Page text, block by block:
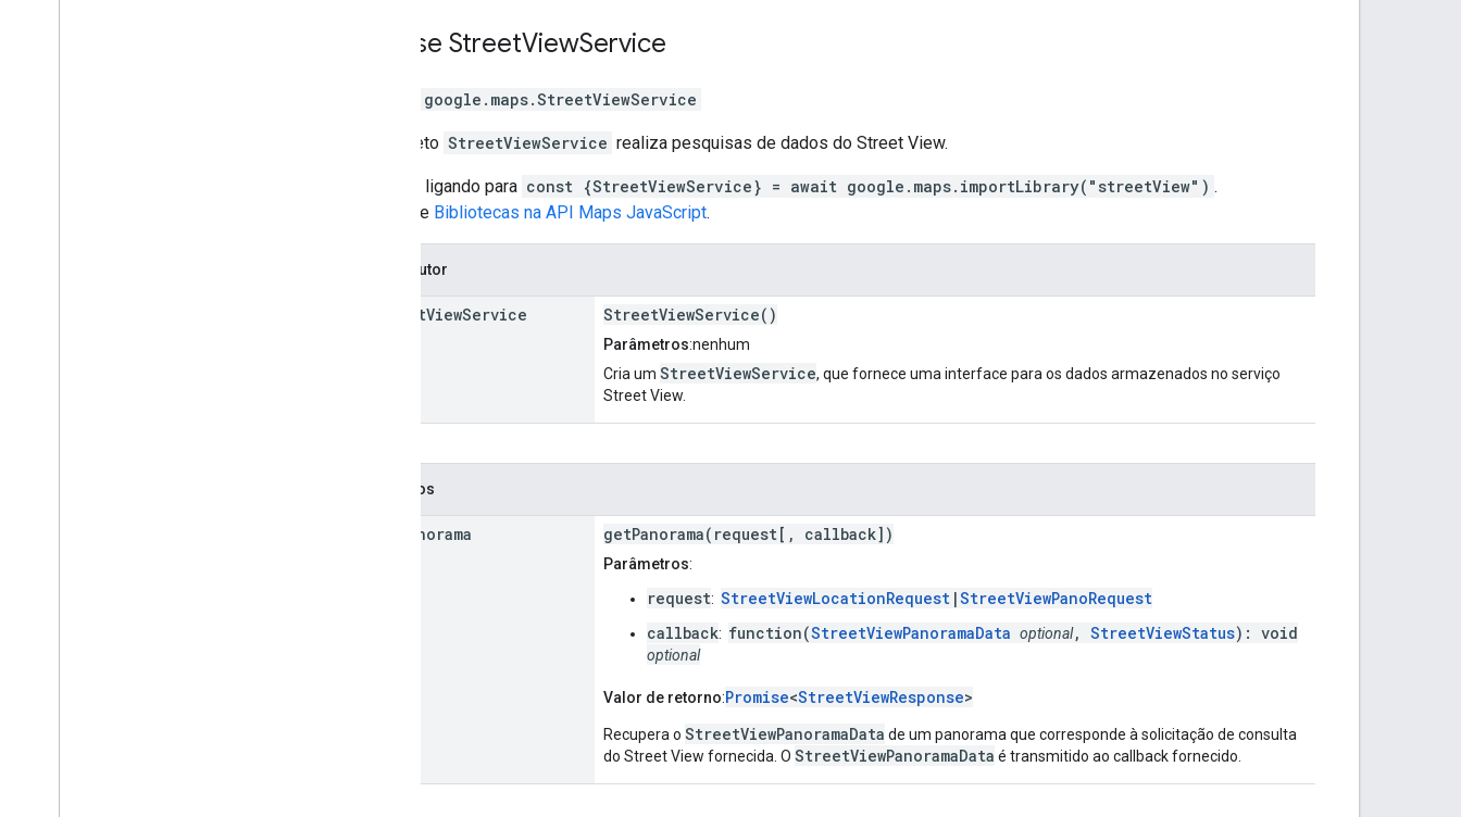
Classe StreetViewService
google.maps.StreetViewService
Um objeto StreetViewService realiza pesquisas de dados do Street View.
Acesse ligando para const {StreetViewService} = await google.maps.importLibrary("streetView") .
Consulte Bibliotecas na API Maps JavaScript.
Construtor
StreetViewService StreetViewService()
Parâmetros:nenhum
Cria um StreetViewService, que fornece uma interface para os dados armazenados no serviço
Street View.
Métodos
Panorama getPanorama(request[, callback])
Parâmetros:
request: StreetViewLocationRequest |StreetViewPanoRequest
callback: function(StreetViewPanoramaData optional, StreetViewStatus): void
optional
Valor de retorno:Promise<StreetViewResponse>
Recupera o StreetViewPanoramaData de um panorama que corresponde à solicitação de consulta
do Street View fornecida. O StreetViewPanoramaData é transmitido ao callback fornecido.